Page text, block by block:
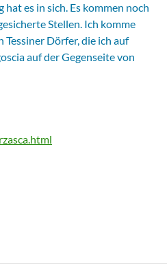
es in sich. Es kommen noch
Stellen. Ich komme
Dörfer, die ich auf
auf der Gegenseite von